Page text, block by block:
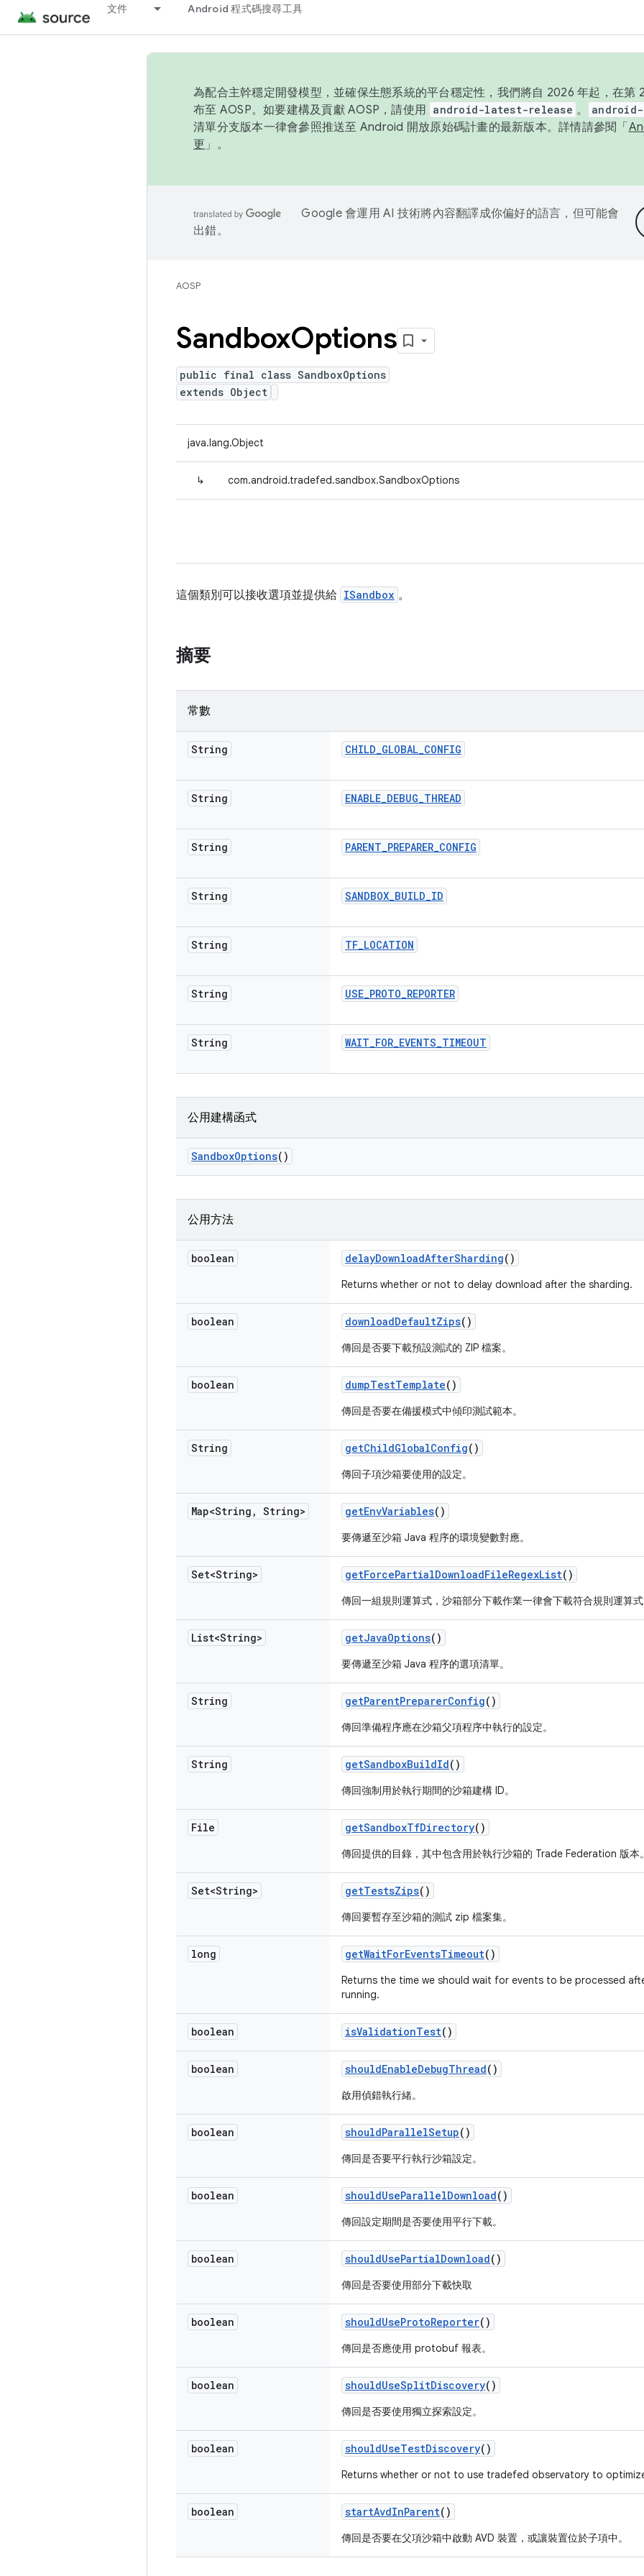
文件 Android 程式碼搜尋工具
為配合主幹穩定開發模型，並確保生態系統的平台穩定性，我們將自 2026 年起，在第
布至 AOSP。如要建構及貢獻 AOSP，請使用 android-latest-release 。
清單分支版本一律會參照推送至 Android 開放原始碼計畫的最新版本。詳情請參閱「
更 」。
Google 會運用 AI 技術將內容翻譯成你偏好的語言，但可能會
出錯。
AOSP
SandboxOptions
public final class SandboxOptions
extends Object
java.lang.Object
↳ com.android.tradefed.sandbox.SandboxOptions
這個類別可以接收選項並提供給 ISandbox 。
摘要
常數
String CHILD_GLOBAL_CONFIG
String ENABLE_DEBUG_THREAD
String PARENT_PREPARER_CONFIG
String SANDBOX_BUILD_ID
String TF_LOCATION
String USE_PROTO_REPORTER
String WAIT_FOR_EVENTS_TIMEOUT
公用建構函式
SandboxOptions()
公用方法
boolean delayDownloadAfterSharding()
Returns whether or not to delay download after the sharding.
boolean downloadDefaultZips()
傳回是否要下載預設測試的 ZIP 檔案。
boolean dumpTestTemplate()
傳回是否要在備援模式中傾印測試範本。
String getChildGlobalConfig()
傳回子項沙箱要使用的設定。
Map<String , String> getEnvVariables()
要傳遞至沙箱 Java 程序的環境變數對應。
Set<String> getForcePartialDownloadFileRegexList()
傳回一組規則運算式，沙箱部分下載作業一律會下載符合規則運算
List<String> getJavaOptions()
要傳遞至沙箱 Java 程序的選項清單。
String getParentPreparerConfig()
傳回準備程序應在沙箱父項程序中執行的設定。
String getSandboxBuildId()
傳回強制用於執行期間的沙箱建構 ID。
File getSandboxTfDirectory()
傳回提供的目錄，其中包含用於執行沙箱的 Trade Federation 版本
Set<String> getTestsZips()
傳回要暫存至沙箱的測試 zip 檔案集。
long getWaitForEventsTimeout()
Returns the time we should wait for events to be processed
running.
boolean isValidationTest()
boolean shouldEnableDebugThread()
啟用偵錯執行緒。
boolean shouldParallelSetup()
傳回是否要平行執行沙箱設定。
boolean shouldUseParallelDownload()
傳回設定期間是否要使用平行下載。
boolean shouldUsePartialDownload()
傳回是否要使用部分下載快取
boolean shouldUseProtoReporter()
傳回是否應使用 protobuf 報表。
boolean shouldUseSplitDiscovery()
傳回是否要使用獨立探索設定。
boolean shouldUseTestDiscovery()
Returns whether or not to use tradefed observatory to
boolean startAvdInParent()
傳回是否要在父項沙箱中啟動 AVD 裝置，或讓裝置位於子項中。